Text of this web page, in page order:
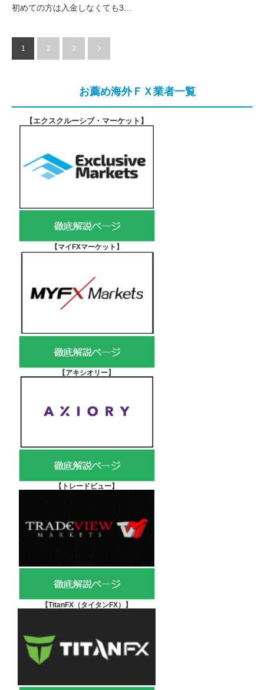
初めての方は入金しなくても3…
1 2 3
お薦め海外ＦＸ業者一覧
【エクスクルーシブ・マーケット 】
【マイFXマーケット 】
【アキシオリー】
【 トレードビュー】
【TitanFX（タイタンFX） 】